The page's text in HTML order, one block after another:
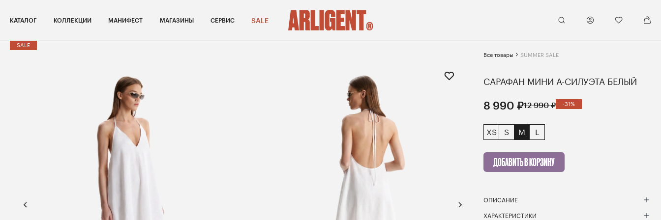
КАТАЛОГ КОЛЛЕКЦИИ МАНИФЕСТ МАГАЗИНЫ СЕРВИС SALE
SALE
Все товары
SUMMER SALE
САРАФАН МИНИ А-СИЛУЭТА БЕЛЫЙ
8 990 ₽12 990 ₽ -31%
XS S M L
ДОБАВИТЬ В КОРЗИНУ
ОПИСАНИЕ
ХАРАКТЕРИСТИКИ